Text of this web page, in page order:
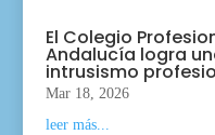
El Colegio
Andalucía logra
intrusismo
Mar 18, 2026
leer más...